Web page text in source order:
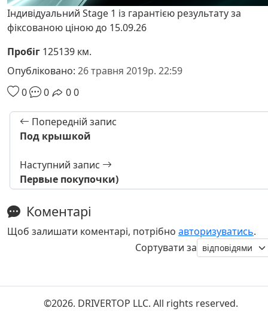
Індивідуальний Stage 1 із гарантією результату за
фіксованою ціною до 15.09.26
Пробіг 125139 км.
Опубліковано: 26 травня 2019р. 22:59
0
0 00
Попередній запис
Под крышкой
Наступний запис
Первые покупочки)
Коментарі
Щоб залишати коментарі, потрібно авторизуватись.
Сортувати за
©2026. DRIVERTOP LLC. All rights reserved.